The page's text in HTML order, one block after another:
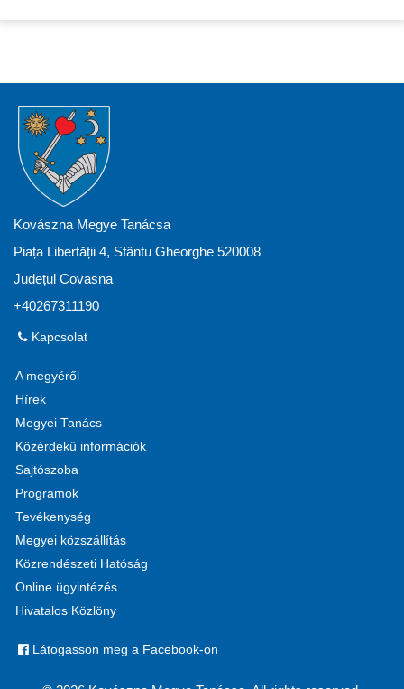
Kovászna Megye Tanácsa
Piața Libertății 4, Sfântu Gheorghe 520008
Județul Covasna
+40267311190
Kapcsolat
A megyéről
Hírek
Megyei Tanács
Közérdekű információk
Sajtószoba
Programok
Tevékenység
Megyei közszállítás
Közrendészeti Hatóság
Online ügyintézés
Hivatalos Közlöny
Látogasson meg a Facebook-on